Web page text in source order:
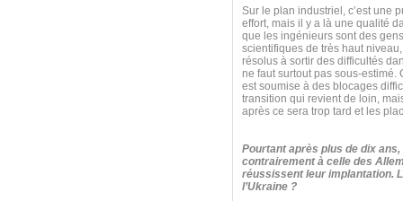
Sur le plan industriel, c’est une
effort, mais il y a là une qualité
que les ingénieurs sont des
scientifiques de très haut
résolus à sortir des difficultés
ne faut surtout pas sous-
est soumise à des blocages
transition qui revient de loin,
après ce sera trop tard et les
Pourtant après plus de dix
contrairement à celle des
réussissent leur implantation.
l’Ukraine ?